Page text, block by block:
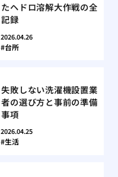
たヘドロ溶解大作戦の全
記録
2026.04.26
台所
失敗しない洗濯機設置業
者の選び方と事前の準備
事項
2026.04.25
生活